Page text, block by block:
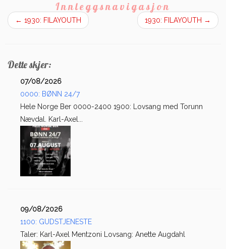
Innleggsnavigasjon
← 1930: FILAYOUTH 1930: FILAYOUTH →
Dette skjer:
07/08/2026
0000: BØNN 24/7
Hele Norge Ber 0000-2400 1900: Lovsang med Torunn
Nævdal. Karl-Axel...
09/08/2026
1100: GUDSTJENESTE
Taler: Karl-Axel Mentzoni Lovsang: Anette Augdahl